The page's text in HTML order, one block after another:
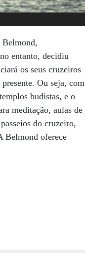
Belmond,
entanto, decidiu
os seus cruzeiros
Ou seja, com
budistas, e o
meditação, aulas de
do cruzeiro,
Belmond oferece